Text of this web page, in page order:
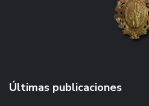
Últimas publicaciones